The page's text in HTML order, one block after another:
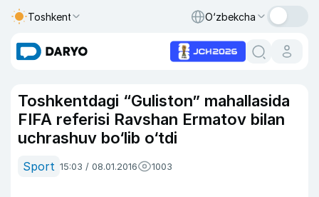
Toshkent O‘zbekcha
Toshkentdagi “Guliston” mahallasida
FIFA referisi Ravshan Ermatov bilan
uchrashuv bo‘lib o‘tdi
Sport 15:03 / 08.01.2016 1003